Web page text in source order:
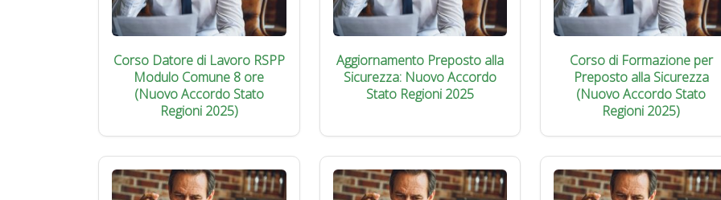
Corso Datore di Lavoro RSPP
Modulo Comune 8 ore
(Nuovo Accordo Stato
Regioni 2025)
Aggiornamento Preposto alla
Sicurezza: Nuovo Accordo
Stato Regioni 2025
Corso di Formazione per
Preposto alla Sicurezza
(Nuovo Accordo Stato
Regioni 2025)